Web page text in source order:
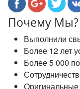
Почему Мы?
Выполнили
Более 12 лет
Более 5 000